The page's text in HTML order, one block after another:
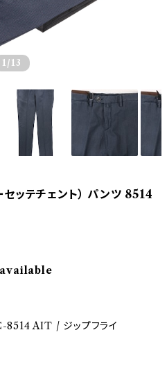
1 /13
テチェント） パンツ 8514
AIT / ジップフライ